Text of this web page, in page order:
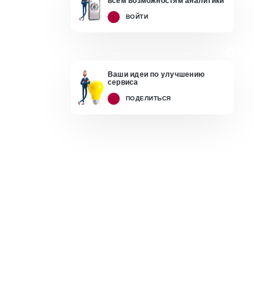
ВОЙТИ
Ваши идеи по улучшению
сервиса
ПОДЕЛИТЬСЯ